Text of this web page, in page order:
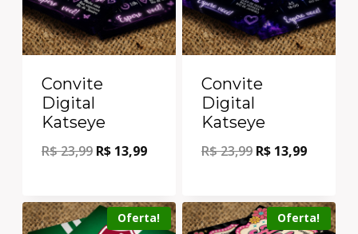
Convite
Digital
Katseye
R$23,99 R$ 13,99
Convite
Digital
Katseye
R$23,99 R$ 13,99
Oferta! Oferta!